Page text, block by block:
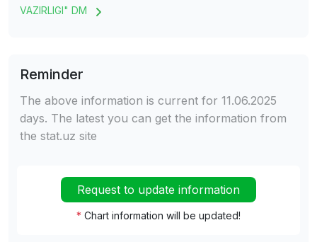
VAZIRLIGI" DM
Reminder
The above information is current for 11.06.2025
days. The latest you can get the information from
the stat.uz site
Request to update information
* Chart information will be updated!